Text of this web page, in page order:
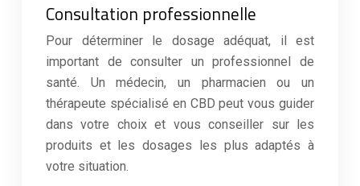
Consultation professionnelle
Pour déterminer le dosage adéquat, il est
important de consulter un professionnel de
santé. Un médecin, un pharmacien ou un
thérapeute spécialisé en CBD peut vous guider
dans votre choix et vous conseiller sur les
produits et les dosages les plus adaptés à
votre situation.